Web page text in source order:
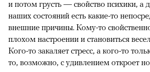
и потом грусть — свойство психики, а
наших состояний есть какие-то
внешние причины. Кому-то
плохом настроении и становиться
Кого-то закаляет стресс, а кого-то
то, возможно, с удивлением откроет